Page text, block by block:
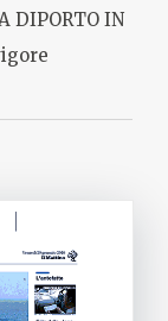
DIPORTO IN